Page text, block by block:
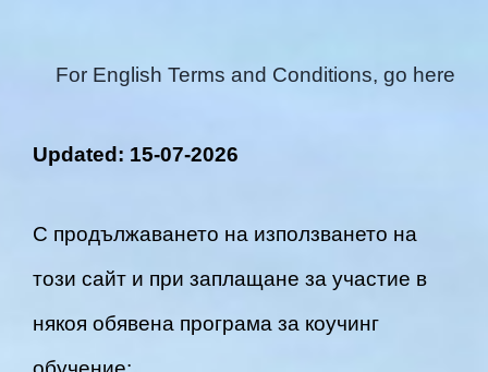
For English Terms and Conditions, go here
Updated: 15-07-2026
С продължаването на използването на
този сайт и при заплащане за участие в
някоя обявена програма за коучинг